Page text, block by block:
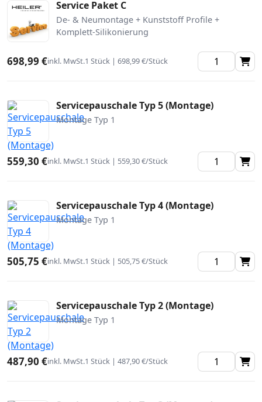
Service Paket C
De- & Neumontage + Kunststoff Profile +
Komplett-Silikonierung
698,99 €inkl. MwSt.1 Stück | 698,99 €/Stück
Servicepauschale Typ 5 (Montage)
Montage Typ 1
559,30 €inkl. MwSt.1 Stück | 559,30 €/Stück
Servicepauschale Typ 4 (Montage)
Montage Typ 1
505,75 €inkl. MwSt.1 Stück | 505,75 €/Stück
Servicepauschale Typ 2 (Montage)
Montage Typ 1
487,90 €inkl. MwSt.1 Stück | 487,90 €/Stück